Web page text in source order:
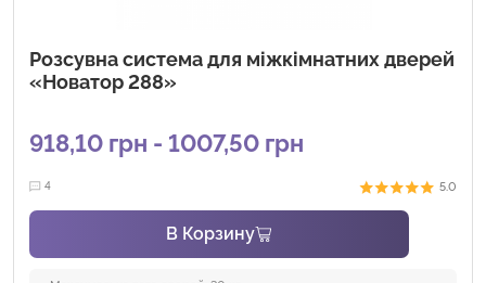
Розсувна система для міжкімнатних дверей
«Новатор 288»
918,10 грн - 1007,50 грн
4 5.0
В Корзину